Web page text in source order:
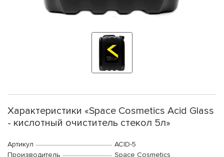
Характеристики «Space Cosmetics Acid Glass
- кислотный очиститель стекол 5л»
Артикул
ACID-5
Производитель
Space Cosmetics